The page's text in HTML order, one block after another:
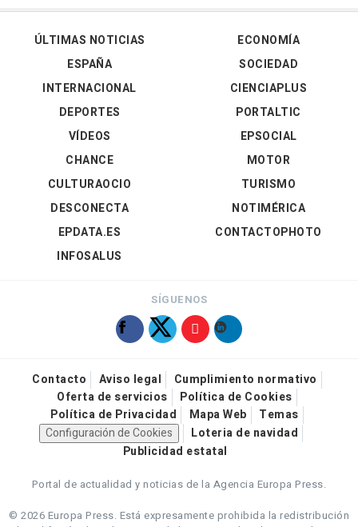
ÚLTIMAS NOTICIAS
ESPAÑA
INTERNACIONAL
DEPORTES
VÍDEOS
ECONOMÍA
SOCIEDAD
CIENCIAPLUS
PORTALTIC
EPSOCIAL
CHANCE
CULTURAOCIO
DESCONECTA
EPDATA.ES
INFOSALUS
MOTOR
TURISMO
NOTIMÉRICA
CONTACTOPHOTO
SÍGUENOS
Contacto Aviso legal
Cumplimiento normativo
Oferta de servicios
Política de Cookies
Política de Privacidad
Mapa Web
Temas
Configuración de Cookies
Loteria de navidad
Publicidad estatal
Portal de actualidad y noticias de la Agencia Europa Press.
© 2026 Europa Press. Está expresamente prohibida la redistribución